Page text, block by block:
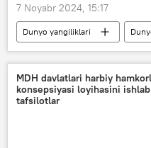
7 Noyabr 2024, 15:17
Dunyo yangiliklari
Jamiyat
Rossiya
OAV
forum
MDH davlatlari harbiy
konsepsiyasi loyihasini
tafsilotlar